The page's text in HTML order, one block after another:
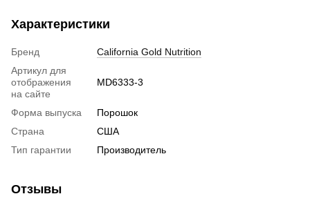
Характеристики
Бренд
California Gold Nutrition
Артикул для
отображения
на сайте
MD6333-3
Форма выпуска
Порошок
Страна
США
Тип гарантии
Производитель
Отзывы